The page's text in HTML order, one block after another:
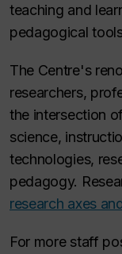
teaching and
pedagogical
The Centre's
researchers,
the intersection
science,
technologies,
pedagogy.
research axes
For more staff